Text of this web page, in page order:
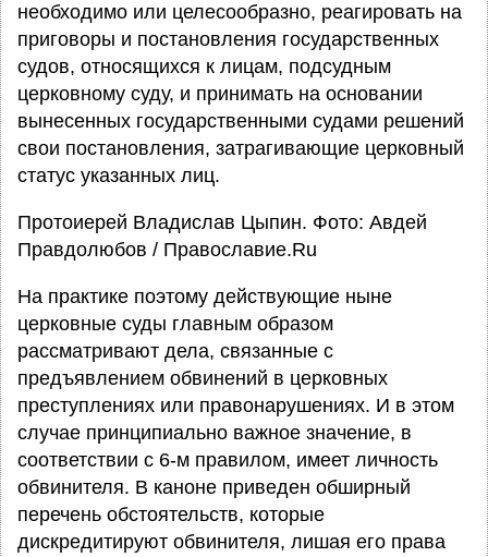
необходимо или целесообразно, реагировать на
приговоры и постановления государственных
судов, относящихся к лицам, подсудным
церковному суду, и принимать на основании
вынесенных государственными судами решений
свои постановления, затрагивающие церковный
статус указанных лиц.
Протоиерей Владислав Цыпин. Фото: Авдей
Правдолюбов / Православие.Ru
На практике поэтому действующие ныне
церковные суды главным образом
рассматривают дела, связанные с
предъявлением обвинений в церковных
преступлениях или правонарушениях. И в этом
случае принципиально важное значение, в
соответствии с 6-м правилом, имеет личность
обвинителя. В каноне приведен обширный
перечень обстоятельств, которые
дискредитируют обвинителя, лишая его права